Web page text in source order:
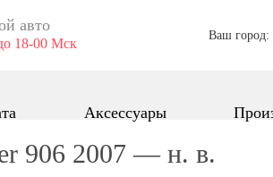
авто
18-00 Мск
Ваш город:
Аксессуары
906 2007 — н. в.